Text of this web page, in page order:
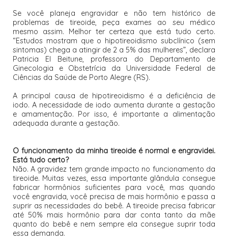
Se você planeja engravidar e não tem histórico de
problemas de tireoide, peça exames ao seu médico
mesmo assim. Melhor ter certeza que está tudo certo.
“Estudos mostram que o hipotireoidismo subclínico (sem
sintomas) chega a atingir de 2 a 5% das mulheres”, declara
Patricia El Beitune, professora do Departamento de
Ginecologia e Obstetrícia da Universidade Federal de
Ciências da Saúde de Porto Alegre (RS).
A principal causa de hipotireoidismo é a deficiência de
iodo. A necessidade de iodo aumenta durante a gestação
e amamentação. Por isso, é importante a alimentação
adequada durante a gestação.
O funcionamento da minha tireoide é normal e engravidei.
Está tudo certo?
Não. A gravidez tem grande impacto no funcionamento da
tireoide. Muitas vezes, essa importante glândula consegue
fabricar hormônios suficientes para você, mas quando
você engravida, você precisa de mais hormônio e passa a
suprir as necessidades do bebê. A tireoide precisa fabricar
até 50% mais hormônio para dar conta tanto da mãe
quanto do bebê e nem sempre ela consegue suprir toda
essa demanda.